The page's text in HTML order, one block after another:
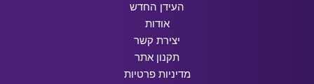
העידן החדש
אודות
יצירת קשר
תקנון אתר
מדיניות פרטיות